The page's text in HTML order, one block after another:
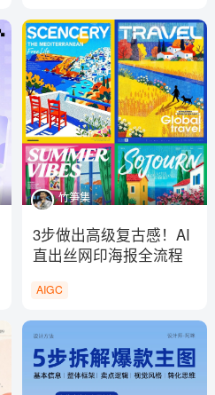
3步做出高级复古感！AI
直出丝网印海报全流程
竹笋集
AIGC